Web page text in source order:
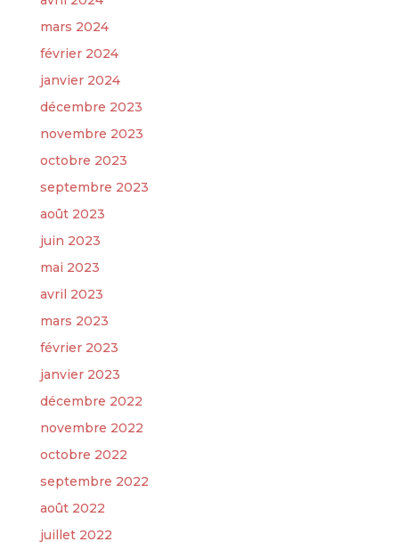
mars 2024
février 2024
janvier 2024
décembre 2023
novembre 2023
octobre 2023
septembre 2023
août 2023
juin 2023
mai 2023
avril 2023
mars 2023
février 2023
janvier 2023
décembre 2022
novembre 2022
octobre 2022
septembre 2022
août 2022
juillet 2022